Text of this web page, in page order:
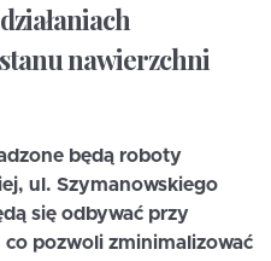
nawierzchni
będą roboty
ul. Szymanowskiego
się odbywać przy
co pozwoli zminimalizować